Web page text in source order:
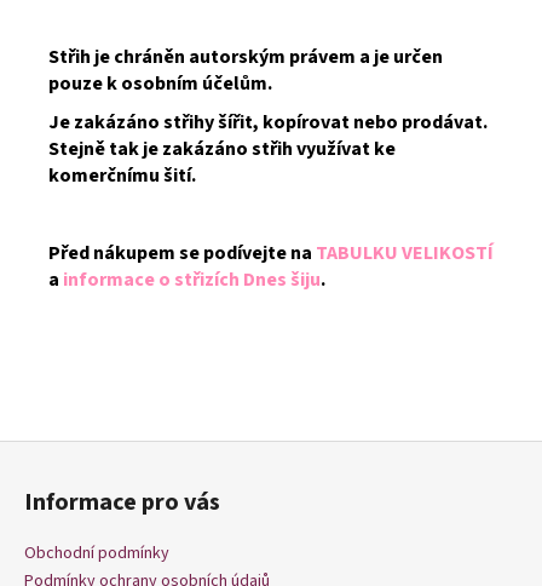
Střih je chráněn autorským právem a je určen
pouze k osobním účelům.
Je zakázáno střihy šířit, kopírovat nebo prodávat.
Stejně tak je zakázáno střih využívat ke
komerčnímu šití.
Před nákupem se podívejte na TABULKU VELIKOSTÍ
a informace o střizích Dnes šiju.
Z
Informace pro vás
Obchodní podmínky